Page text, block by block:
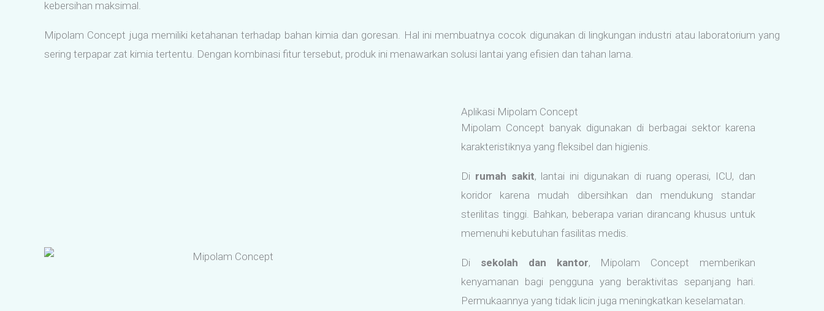
kebersihan maksimal.
Mipolam Concept juga memiliki ketahanan terhadap bahan kimia dan goresan. Hal ini membuatnya cocok digunakan di lingkungan industri atau laboratorium yang
sering terpapar zat kimia tertentu. Dengan kombinasi fitur tersebut, produk ini menawarkan solusi lantai yang efisien dan tahan lama.
Aplikasi Mipolam Concept
Mipolam Concept banyak digunakan di berbagai sektor karena
karakteristiknya yang fleksibel dan higienis.
Di rumah sakit, lantai ini digunakan di ruang operasi, ICU, dan
koridor karena mudah dibersihkan dan mendukung standar
sterilitas tinggi. Bahkan, beberapa varian dirancang khusus untuk
memenuhi kebutuhan fasilitas medis.
Di sekolah dan kantor, Mipolam Concept memberikan
kenyamanan bagi pengguna yang beraktivitas sepanjang hari.
Permukaannya yang tidak licin juga meningkatkan keselamatan.